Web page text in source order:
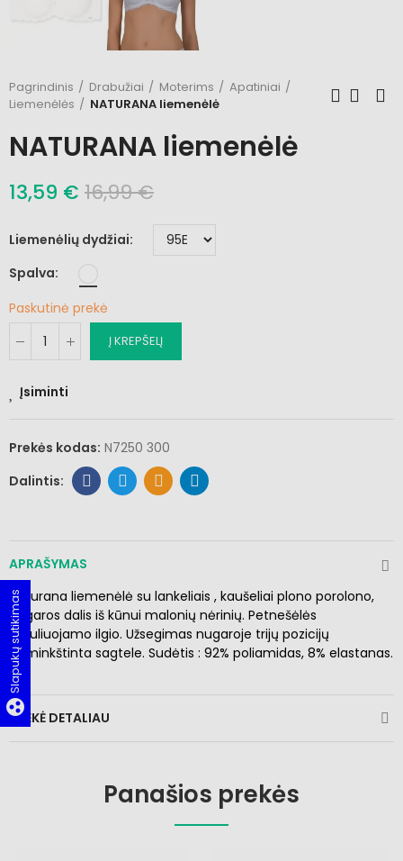
Pagrindinis Drabužiai Moterims
Apatiniai
Liemenėlės
NATURANA liemenėlė
NATURANA liemenėlė
13,59 € 16,99 €
Liemenėlių dydžiai
Spalva
Paskutinė prekė
Į KREPŠELĮ
Įsiminti
Prekės kodas: N7250 300
APRAŠYMAS
Naturana liemenėlė su lankeliais , kaušeliai plono porolono,
nugaros dalis iš kūnui malonių nėrinių. Petnešėlės
reguliuojamo ilgio. Užsegimas nugaroje trijų pozicijų
paminkštinta sagtele. Sudėtis : 92% poliamidas, 8% elastanas.
PREKĖ DETALIAU
Panašios prekės
group_work
Slapukų sutikimas